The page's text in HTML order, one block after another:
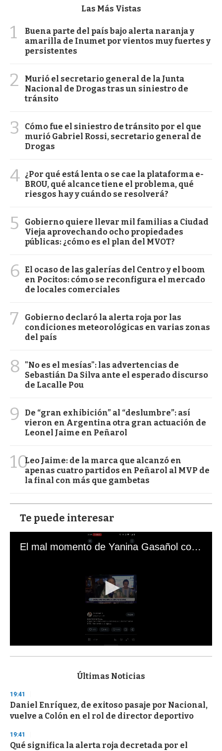
Las Más Vistas
1
Buena parte del país bajo alerta naranja y
amarilla de Inumet por vientos muy fuertes y
persistentes
2
Murió el secretario general de la Junta
Nacional de Drogas tras un siniestro de
tránsito
3
Cómo fue el siniestro de tránsito por el que
murió Gabriel Rossi, secretario general de
Drogas
4 ¿Por qué está lenta o se cae la plataforma e-
BROU, qué alcance tiene el problema, qué
riesgos hay y cuándo se resolverá?
5
Gobierno quiere llevar mil familias a Ciudad
Vieja aprovechando ocho propiedades
públicas: ¿cómo es el plan del MVOT?
6
El ocaso de las galerías del Centro y el boom
en Pocitos: cómo se reconfigura el mercado
de locales comerciales
7
Gobierno declaró la alerta roja por las
condiciones meteorológicas en varias zonas
del país
8
"No es el mesías": las advertencias de
Sebastián Da Silva ante el esperado discurso
de Lacalle Pou
9
De “gran exhibición” al “deslumbre”: así
vieron en Argentina otra gran actuación de
Leonel Jaime en Peñarol
10Leo Jaime: de la marca que alcanzó en
apenas cuatro partidos en Peñarol al MVP de
la final con más que gambetas
Te puede interesar
El mal momento de Yanina Gasañol con un hincha argentino en "Subrayado"
s
d
s
o
f
3
s
Últimas Noticias
19:41
Daniel Enríquez, de exitoso pasaje por Nacional,
vuelve a Colón en el rol de director deportivo
19:41
Qué significa la alerta roja decretada por el